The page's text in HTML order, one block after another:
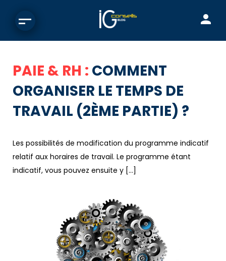
PAIE & RH : COMMENT
ORGANISER LE TEMPS DE
TRAVAIL (2ÈME PARTIE) ?
Les possibilités de modification du programme indicatif
relatif aux horaires de travail. Le programme étant
indicatif, vous pouvez ensuite y […]